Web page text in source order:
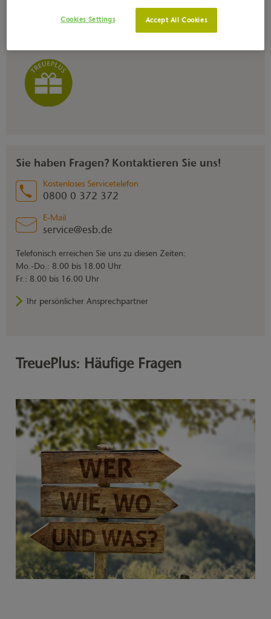
JETZT ANMELDEN
Sie haben Fragen? Kontaktieren Sie uns!
Kostenloses Servicetelefon
0800 0 372 372
E-Mail
service@esb.de
Telefonisch erreichen Sie uns zu diesen Zeiten:
Mo.-Do.: 8.00 bis 18.00 Uhr
Fr.: 8.00 bis 16.00 Uhr
Ihr persönlicher Ansprechpartner
TreuePlus: Häufige Fragen
Cookies Settings Accept All Cookies